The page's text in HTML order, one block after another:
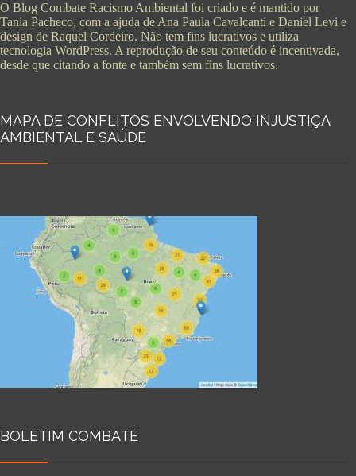
O Blog Combate Racismo Ambiental foi criado e é mantido por
Tania Pacheco, com a ajuda de Ana Paula Cavalcanti e Daniel Levi e
design de Raquel Cordeiro. Não tem fins lucrativos e utiliza
tecnologia WordPress. A reprodução de seu conteúdo é incentivada,
desde que citando a fonte e também sem fins lucrativos.
MAPA DE CONFLITOS ENVOLVENDO INJUSTIÇA
AMBIENTAL E SAÚDE
BOLETIM COMBATE